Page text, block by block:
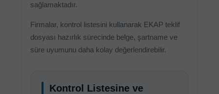
sağlamaktadır.
Firmalar, kontrol listesini kullanarak EKAP teklif
dosyası hazırlık sürecinde belge, şartname ve
süre uyumunu daha kolay değerlendirebilir.
Kontrol Listesine ve